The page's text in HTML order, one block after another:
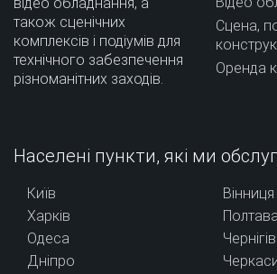
також сценічних
комплексів і подіумів для
технічного забезпечення
різноманітних заходів.
Сцена,
Оренда
Населені пункти, які ми
Київ
Харків
Одеса
Дніпро
Вінниця
Полтава
Чернігів